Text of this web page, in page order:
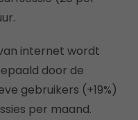
internet wordt
door de
gebruikers (+19%)
per maand.